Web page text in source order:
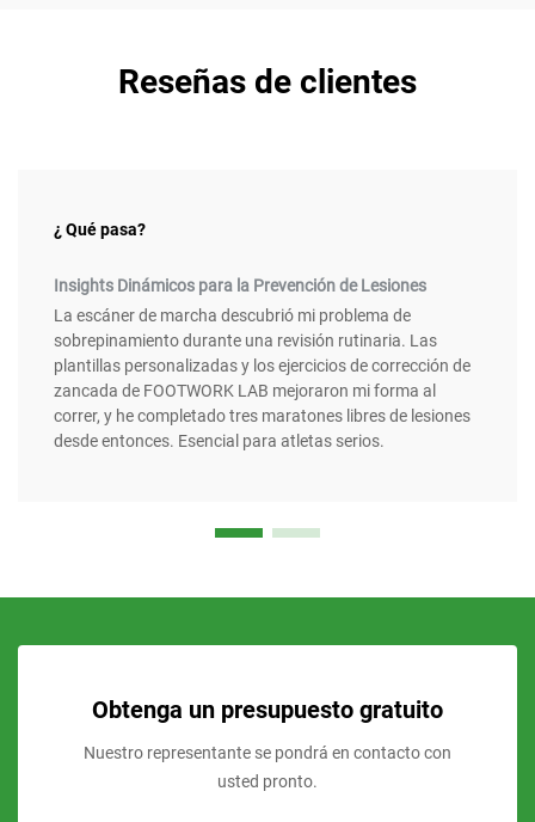
Reseñas de clientes
¿ Qué pasa?
Insights Dinámicos para la Prevención de Lesiones
La escáner de marcha descubrió mi problema de
sobrepinamiento durante una revisión rutinaria. Las
plantillas personalizadas y los ejercicios de corrección de
zancada de FOOTWORK LAB mejoraron mi forma al
correr, y he completado tres maratones libres de lesiones
desde entonces. Esencial para atletas serios.
Obtenga un presupuesto gratuito
Nuestro representante se pondrá en contacto con
usted pronto.